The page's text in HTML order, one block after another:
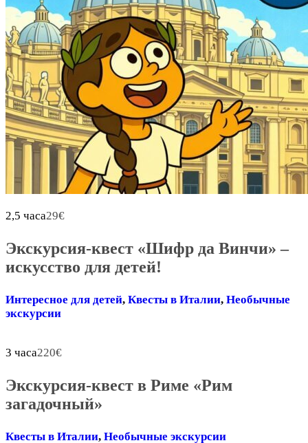
2,5 часа29€
Экскурсия-квест «Шифр да Винчи» –
искусство для детей!
Интересное для детей, Квесты в Италии, Необычные
экскурсии
3 часа220€
Экскурсия-квест в Риме «Рим
загадочный»
Квесты в Италии, Необычные экскурсии